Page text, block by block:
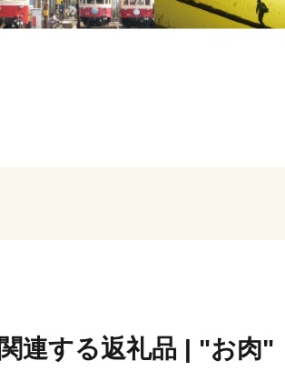
関連する返礼品 | "お肉"